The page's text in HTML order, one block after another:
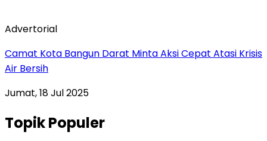
Advertorial
Camat Kota Bangun Darat Minta Aksi Cepat Atasi Krisis
Air Bersih
Jumat, 18 Jul 2025
Topik Populer